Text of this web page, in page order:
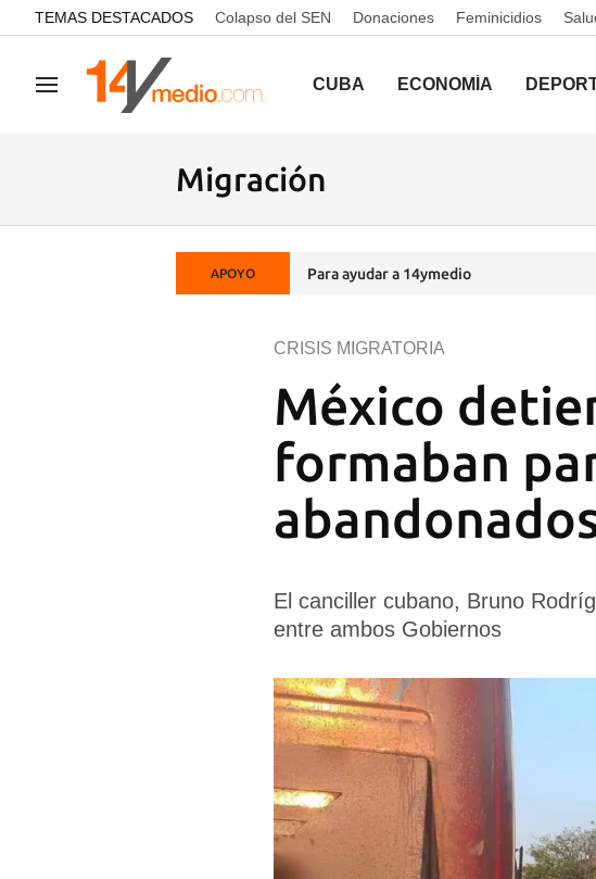
common.go-to-content
TEMAS DESTACADOS Colapso del SEN Donaciones Feminicidios
Navegación CUBA ECONOMÍA
Migración
APOYO Para ayudar a 14ymedio
México
formaban
CRISIS MIGRATORIA
El canciller cubano, Bruno
entre ambos Gobiernos